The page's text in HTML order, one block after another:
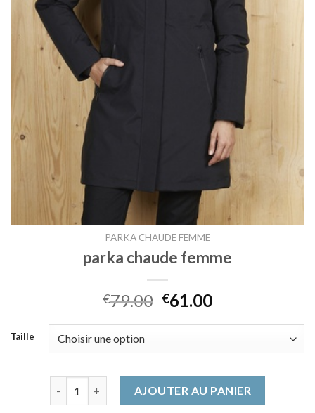
PARKA CHAUDE FEMME
parka chaude femme
€79.00 €61.00
Taille
quantité de parka chaude femme
AJOUTER AU PANIER